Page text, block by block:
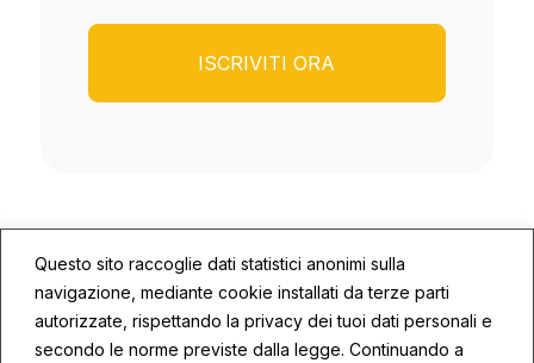
Questo sito raccoglie dati statistici anonimi sulla
navigazione, mediante cookie installati da terze parti
autorizzate, rispettando la privacy dei tuoi dati personali e
secondo le norme previste dalla legge. Continuando a